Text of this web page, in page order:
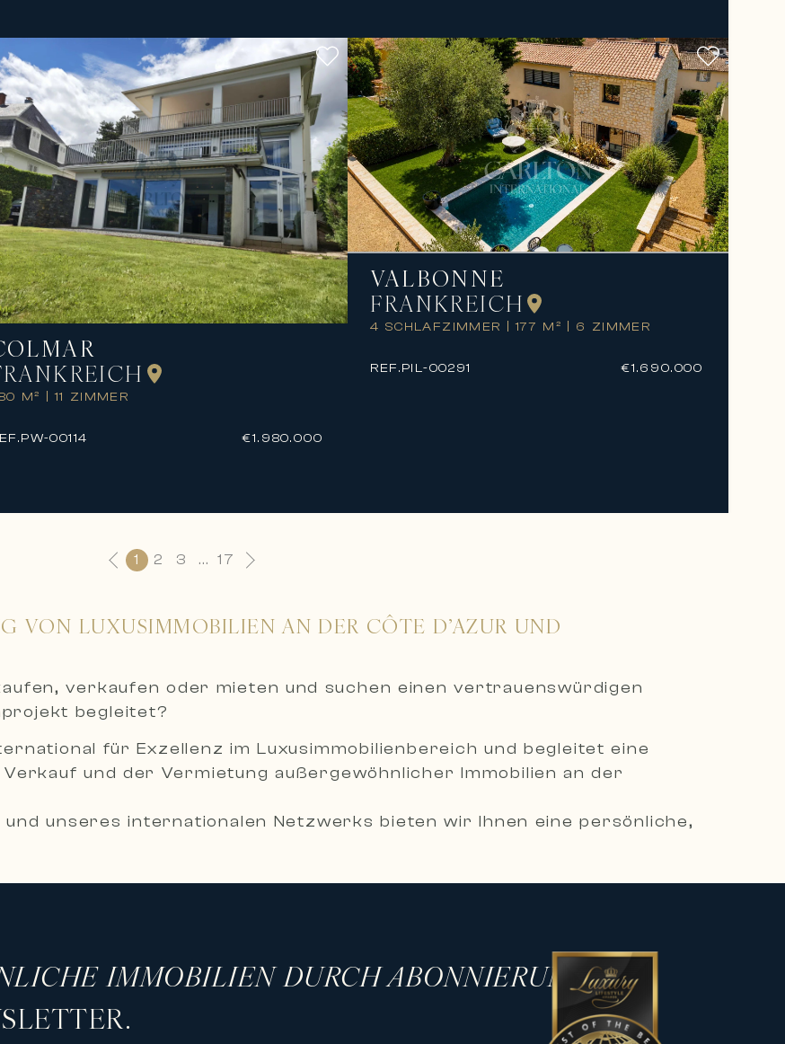
M² 11 ZIMMER
PW-00114 €1.980.000
VALBONNE
FRANKREICH
4 SCHLAFZIMMER 177 M² 6 ZIMMER
REF.PIL-00291 €1.690.000
1 2 3 ... 17
VON LUXUSIMMOBILIEN AN DER CÔTE D’AZUR UND
verkaufen oder mieten und suchen einen vertrauenswürdigen
begleitet?
für Exzellenz im Luxusimmobilienbereich und begleitet eine
und der Vermietung außergewöhnlicher Immobilien an der
unseres internationalen Netzwerks bieten wir Ihnen eine persönliche,
um Ihre ambitioniertesten Immobilienprojekte zu verwirklichen.
IMMOBILIEN DURCH ABONNIERUNG